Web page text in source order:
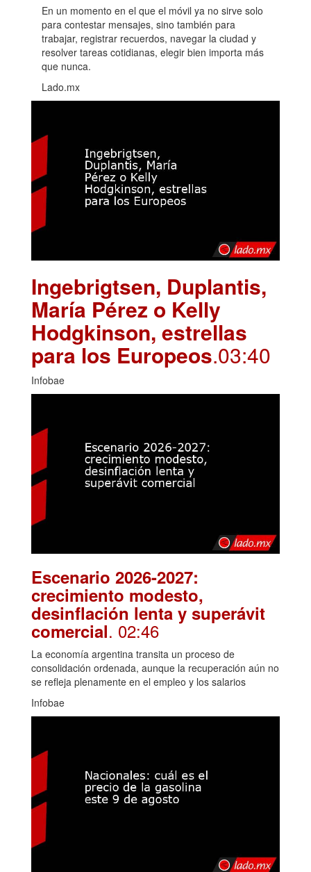
En un momento en el que el móvil ya no sirve solo
para contestar mensajes, sino también para
trabajar, registrar recuerdos, navegar la ciudad y
resolver tareas cotidianas, elegir bien importa más
que nunca.
Lado.mx
Ingebrigtsen, Duplantis,
María Pérez o Kelly
Hodgkinson, estrellas
para los Europeos.03:40
Infobae
Escenario 2026-2027:
crecimiento modesto,
desinflación lenta y superávit
comercial. 02:46
La economía argentina transita un proceso de
consolidación ordenada, aunque la recuperación aún no
se refleja plenamente en el empleo y los salarios
Infobae